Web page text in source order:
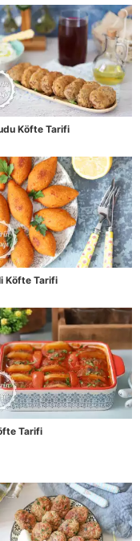
Köfte Tarifi
Köfte Tarifi
Tarifi